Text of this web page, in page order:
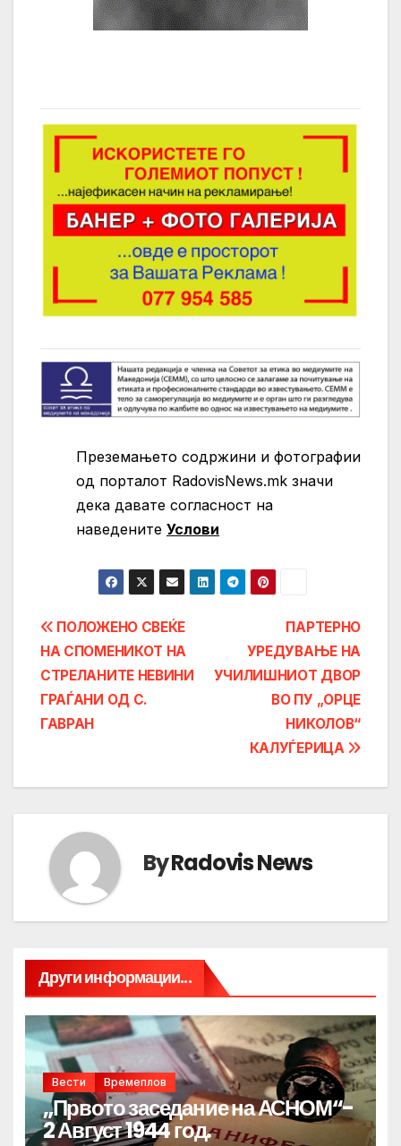
Преземањето содржини и фотографии
од порталот RadovisNews.mk значи
дека давате согласност на
нaведените Услови
Post
navigation
ПАРТЕРНО
УРЕДУВАЊЕ НА
УЧИЛИШНИОТ ДВОР
ВО ПУ „ОРЦЕ
НИКОЛОВ“
КАЛУЃЕРИЦА
ПОЛОЖЕНО СВЕЌЕ
НА СПОМЕНИКОТ НА
СТРЕЛАНИТЕ НЕВИНИ
ГРАЃАНИ ОД С.
ГАВРАН
ByRadovis News
Други информации...
Вести Времеплов
„Првото заседание на АСНОМ“-
2 Август 1944 год.